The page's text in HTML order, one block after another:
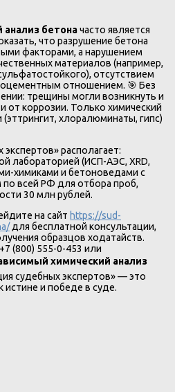
бетоначасто является
что разрушение бетона
факторами, а нарушением
материалов (например,
отсутствием
отношением. 🎯 Без
трещины могли возникнуть и
от коррозии. Только химический
хлоралюминаты, гипс)
располагает:
лабораторией (ИСП-АЭС, XRD,
химиками и бетоноведами с
всей РФ для отбора проб,
30 млн рублей.
на сайт https://sud-
для бесплатной консультации,
образцов ходатайств.
(800) 555-0-453 или
химический анализ
судебных экспертов» — это
истине и победе в суде.